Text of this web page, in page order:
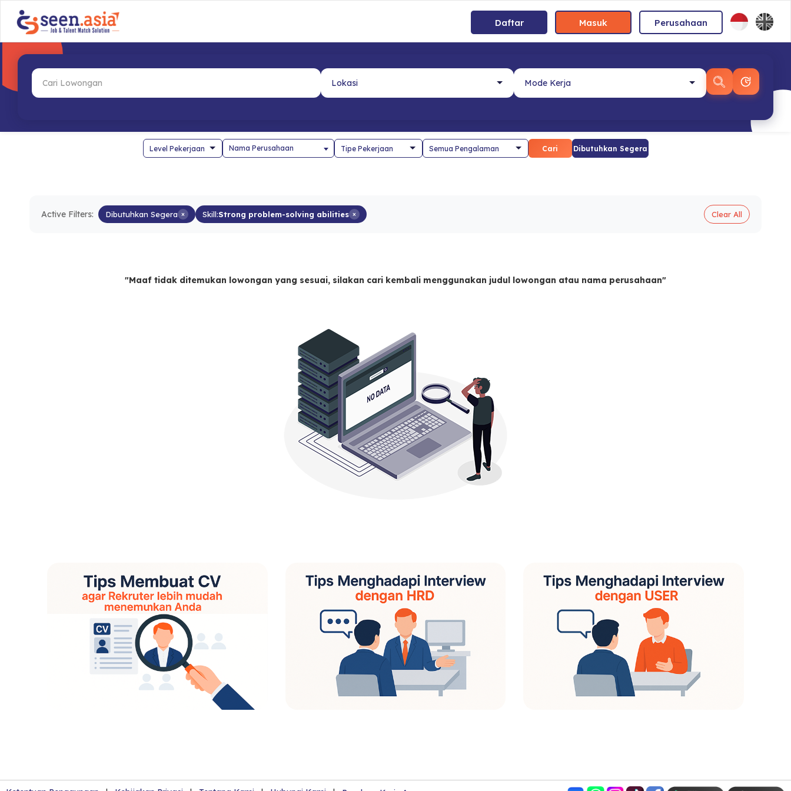
Daftar Masuk Perusahaan
Nama Perusahaan Cari Dibutuhkan Segera
Active Filters: Dibutuhkan Segera × Skill:Strong problem-solving abilities × Clear All
"Maaf tidak ditemukan lowongan yang sesuai, silakan cari kembali menggunakan judul lowongan atau nama perusahaan"